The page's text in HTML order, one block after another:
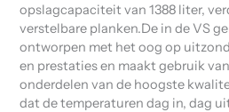
opslagcapaciteit van 1388 liter,
verstelbare planken.De in de VS
ontworpen met het oog op
en prestaties en maakt gebruik
onderdelen van de hoogste
dat de temperaturen dag in, dag